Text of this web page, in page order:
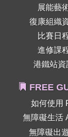
展能藝
復康組織
比賽日
進修課
港鐵站資
FREE
如何使用
無障礙生活
無障礙出